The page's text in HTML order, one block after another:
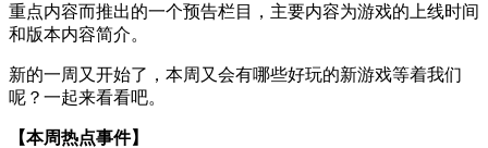
重点内容而推出的一个预告栏目，主要内容为游戏的上线时间
和版本内容简介。
新的一周又开始了，本周又会有哪些好玩的新游戏等着我们
呢？一起来看看吧。
【本周热点事件】